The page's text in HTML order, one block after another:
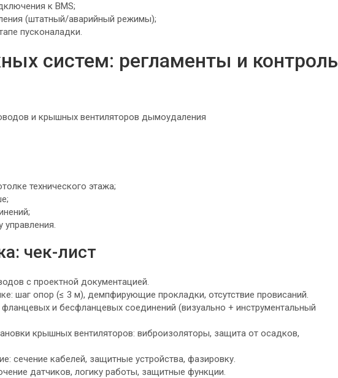
к BMS;
(штатный/аварийный режимы);
пусконаладки.
систем: регламенты и контроль
технического этажа;
управления.
чек-лист
с проектной документацией.
шаг опор (≤ 3 м), демпфирующие прокладки, отсутствие провисаний.
фланцевых и бесфланцевых соединений (визуально + инструментальный
крышных вентиляторов: виброизоляторы, защита от осадков,
сечение кабелей, защитные устройства, фазировку.
датчиков, логику работы, защитные функции.